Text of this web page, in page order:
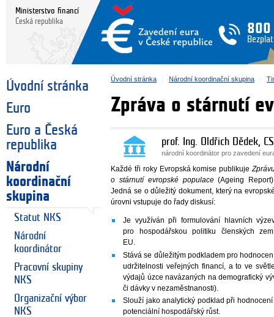
Ministerstvo financí
Česká republika
800
Úvodní stránka
Euro
Euro a Česká
republika
Národní
koordinační
skupina
Statut NKS
Národní
koordinátor
Pracovní skupiny
NKS
Organizační výbor
NKS
Úvodní stránka Národní koordinační skupina
Zpráva o stárnutí
prof. Ing. Oldřich Dědek,
národní koordinátor pro zavedení
Každé tři roky Evropská komise publikuje
o stárnutí evropské populace(Ageing
Jedná se o důležitý dokument, který na
úrovni vstupuje do řady diskusí:
Je využíván při formulování hlavních
pro hospodářskou politiku členských
EU.
Stává se důležitým podkladem pro
udržitelnosti veřejných financí, a to ve
výdajů úzce navázaných na demografický
či dávky v nezaměstnanosti).
Slouží jako analytický podklad při
potenciální hospodářský růst.